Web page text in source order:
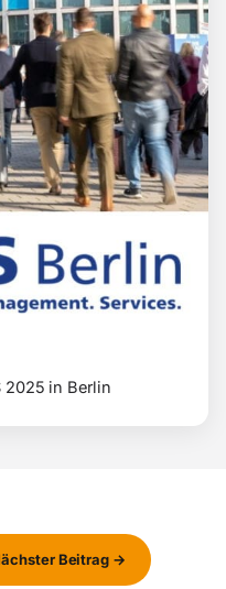
2025 in Berlin
Beitrag →